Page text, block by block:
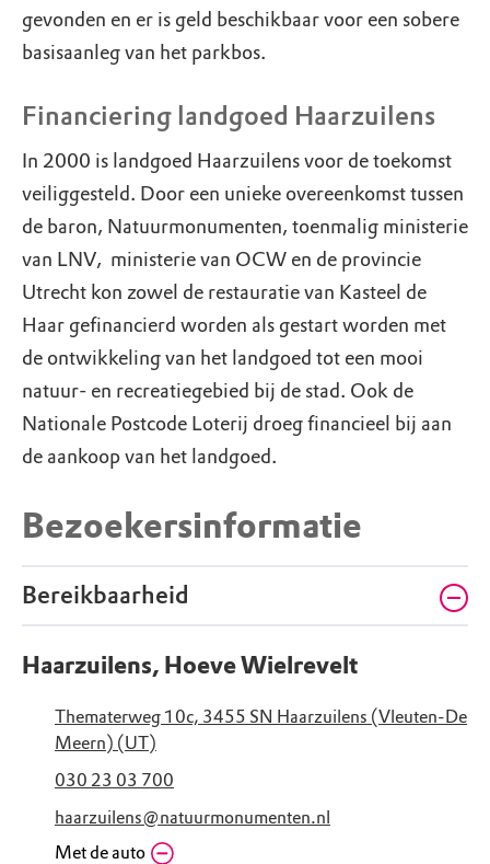
gevonden en er is geld beschikbaar voor een sobere
basisaanleg van het parkbos.
Financiering landgoed Haarzuilens
In 2000 is landgoed Haarzuilens voor de toekomst
veiliggesteld. Door een unieke overeenkomst tussen
de baron, Natuurmonumenten, toenmalig ministerie
van LNV, ministerie van OCW en de provincie
Utrecht kon zowel de restauratie van Kasteel de
Haar gefinancierd worden als gestart worden met
de ontwikkeling van het landgoed tot een mooi
natuur- en recreatiegebied bij de stad. Ook de
Nationale Postcode Loterij droeg financieel bij aan
de aankoop van het landgoed.
Bezoekersinformatie
Bereikbaarheid
Haarzuilens, Hoeve Wielrevelt
Thematerweg 10c, 3455 SN Haarzuilens (Vleuten-De
Meern) (UT)
030 23 03 700
haarzuilens@natuurmonumenten.nl
Met de auto